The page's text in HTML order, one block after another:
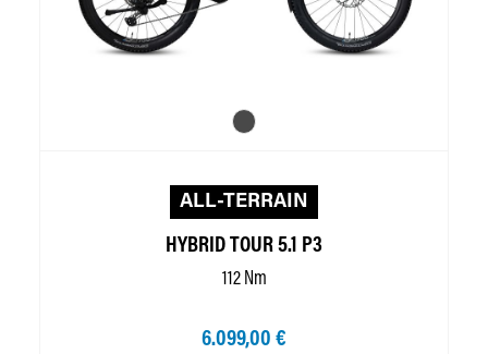
ALL-TERRAIN
HYBRID TOUR 5.1 P3
112 Nm
6.099,00 €